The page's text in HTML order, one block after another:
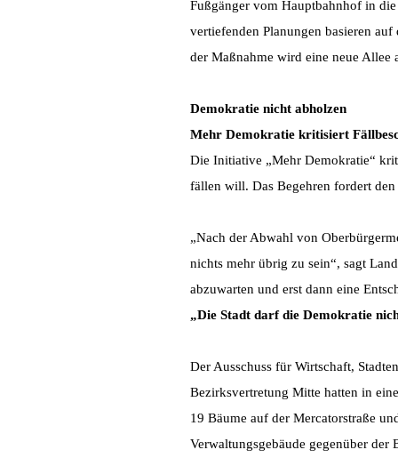
Fußgänger vom Hauptbahnhof in
vertiefenden Planungen basieren
der Maßnahme wird eine neue Allee
Demokratie nicht abholzen
Mehr Demokratie kritisiert
Die Initiative „Mehr Demokratie“
fällen will. Das Begehren fordert
„Nach der Abwahl von
nichts mehr übrig zu sein“, sagt
abzuwarten und erst dann eine
„Die Stadt darf die Demokratie
Der Ausschuss für Wirtschaft,
Bezirksvertretung Mitte hatten in
19 Bäume auf der Mercatorstraße
Verwaltungsgebäude gegenüber